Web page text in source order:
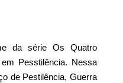
da série Os Quatro
Pesstilência. Nessa
de Pestilência, Guerra